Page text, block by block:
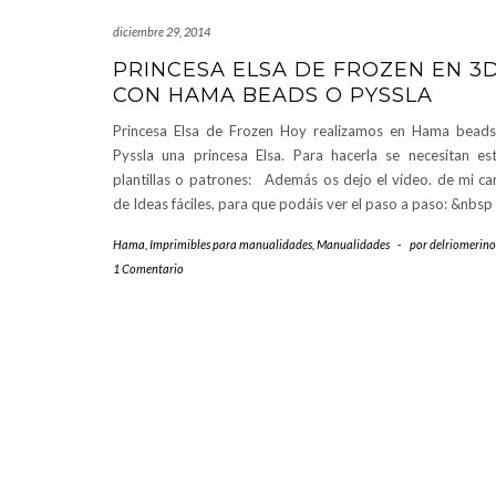
diciembre 29, 2014
PRINCESA ELSA DE FROZEN EN
CON HAMA BEADS O PYSSLA
Princesa Elsa de Frozen Hoy realizamos en Hama
Pyssla una princesa Elsa. Para hacerla se necesitan
plantillas o patrones: Además os dejo el vídeo. de mi
de Ideas fáciles, para que podáis ver el paso a paso: &nbsp
Hama Imprimibles para manualidades Manualidades - pordelriomerino
1 Comentario